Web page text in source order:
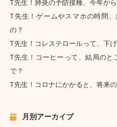
T先生！肺炎の予防接種、今年か
T先生！ゲームやスマホの時間
の？
T先生！コレステロールって、下
T先生！コーヒーって、結局のと
で？
T先生！コロナにかかると、将来
月別アーカイブ